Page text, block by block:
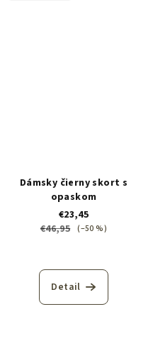
Dámsky čierny skort s
opaskom
€23,45
€46,95 (–50 %)
Detail